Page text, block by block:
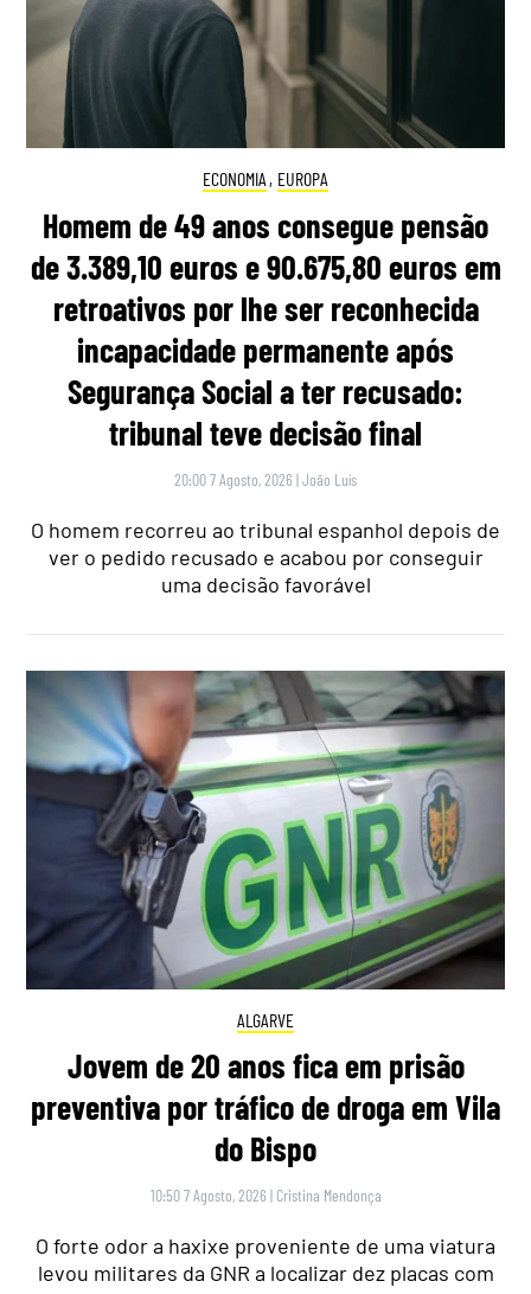
ECONOMIA , EUROPA
Homem de 49 anos consegue pensão
de 3.389,10 euros e 90.675,80 euros em
retroativos por lhe ser reconhecida
incapacidade permanente após
Segurança Social a ter recusado:
tribunal teve decisão final
20:00 7 Agosto, 2026 |João Luís
O homem recorreu ao tribunal espanhol depois de
ver o pedido recusado e acabou por conseguir
uma decisão favorável
ALGARVE
Jovem de 20 anos fica em prisão
preventiva por tráfico de droga em Vila
do Bispo
10:50 7 Agosto, 2026 | Cristina Mendonça
O forte odor a haxixe proveniente de uma viatura
levou militares da GNR a localizar dez placas com